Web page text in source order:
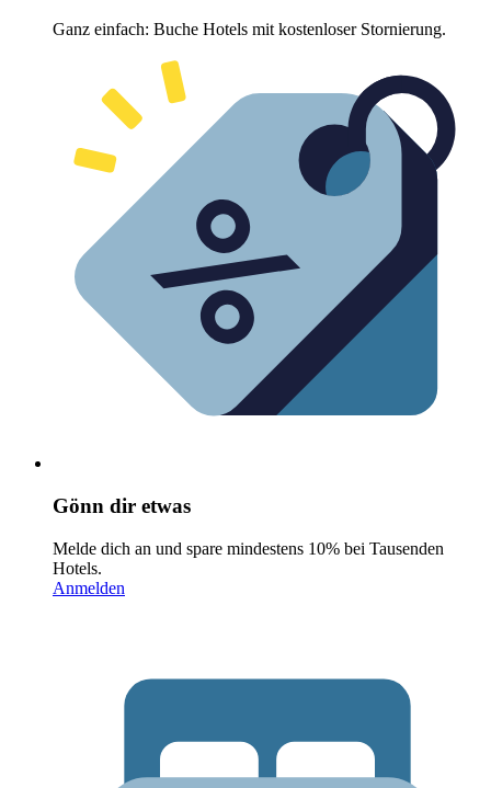
Ganz einfach: Buche Hotels mit kostenloser Stornierung.
Gönn dir etwas
Melde dich an und spare mindestens 10% bei Tausenden
Hotels.
Anmelden